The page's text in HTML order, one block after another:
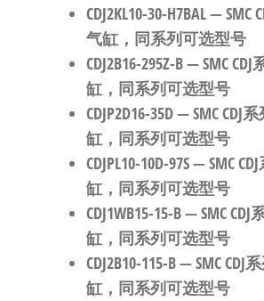
CDJ2KL10-30-H7BAL— SMC
气缸，同系列可选型号
CDJ2B16-295Z-B— SMC
缸，同系列可选型号
CDJP2D16-35D— SMC CDJ
缸，同系列可选型号
CDJPL10-10D-97S— SMC
缸，同系列可选型号
CDJ1WB15-15-B— SMC CDJ
缸，同系列可选型号
CDJ2B10-115-B— SMC CDJ
缸，同系列可选型号